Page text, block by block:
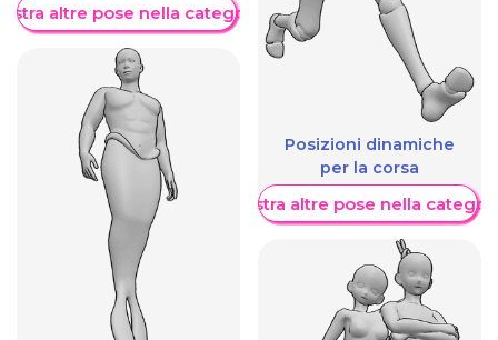
altre pose nella categoria
Posizioni dinamiche
per la corsa
Mostra altre pose nella